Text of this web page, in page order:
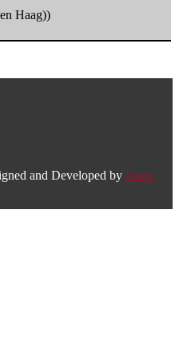
Haag))
and Developed by Harm